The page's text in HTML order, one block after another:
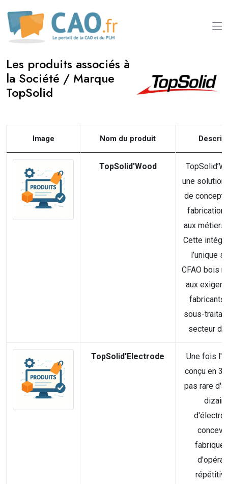
Les produits associés à
la Société / Marque
TopSolid
Image Nom du produit
TopSolid'Wood
une solution
de
fabrication
aux métiers
Cette
l’unique
CFAO bois
aux
fabricants
sous-
secteur
TopSolid'Electrode
Une fois
conçu en
pas rare